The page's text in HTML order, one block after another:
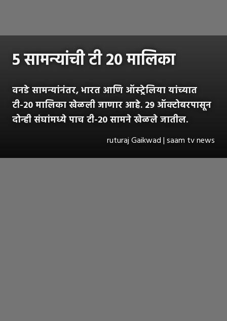
5 सामन्यांची टी 20 मालिका
वनडे सामन्यांनंतर, भारत आणि ऑस्ट्रेलिया यांच्यात
टी-20 मालिका खेळली जाणार आहे. 29 ऑक्टोबरपासून
दोन्ही संघांमध्ये पाच टी-20 सामने खेळले जातील.
ruturaj Gaikwad | saam tv news